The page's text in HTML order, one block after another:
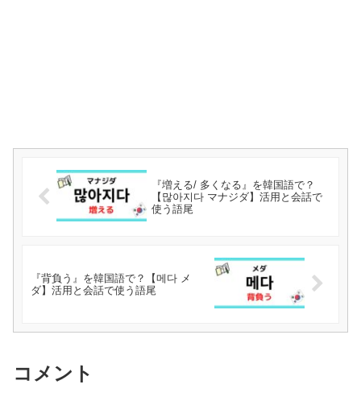
『増える/ 多くなる』を韓国語で？
【많아지다 マナジダ】活用と会話で
使う語尾
『背負う』を韓国語で？【메다 メ
ダ】活用と会話で使う語尾
コメント